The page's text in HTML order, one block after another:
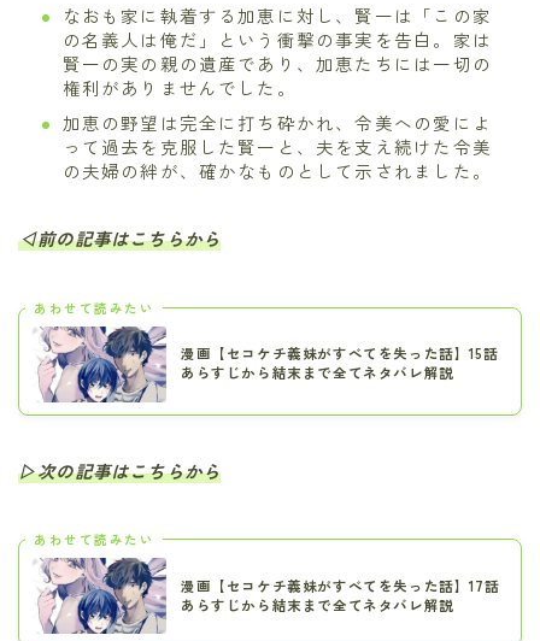
なおも家に執着する加恵に対し、賢一は「この家
の名義人は俺だ」という衝撃の事実を告白。家は
賢一の実の親の遺産であり、加恵たちには一切の
権利がありませんでした。
加恵の野望は完全に打ち砕かれ、令美への愛によ
って過去を克服した賢一と、夫を支え続けた令美
の夫婦の絆が、確かなものとして示されました。
◁前の記事はこちらから
あわせて読みたい
漫画【セコケチ義妹がすべてを失った話】15話
あらすじから結末まで全てネタバレ解説
▷次の記事はこちらから
あわせて読みたい
漫画【セコケチ義妹がすべてを失った話】17話
あらすじから結末まで全てネタバレ解説